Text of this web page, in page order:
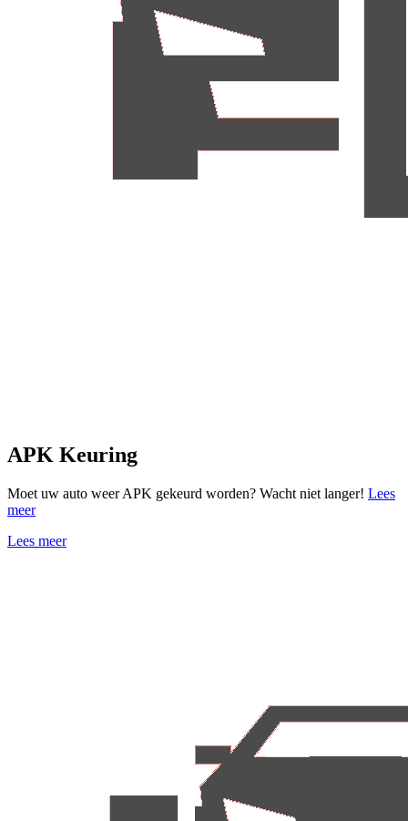
APK Keuring
Moet uw auto weer APK gekeurd worden? Wacht niet langer! Lees
meer
Lees meer